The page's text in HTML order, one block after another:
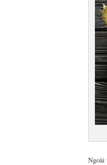
Ngoài